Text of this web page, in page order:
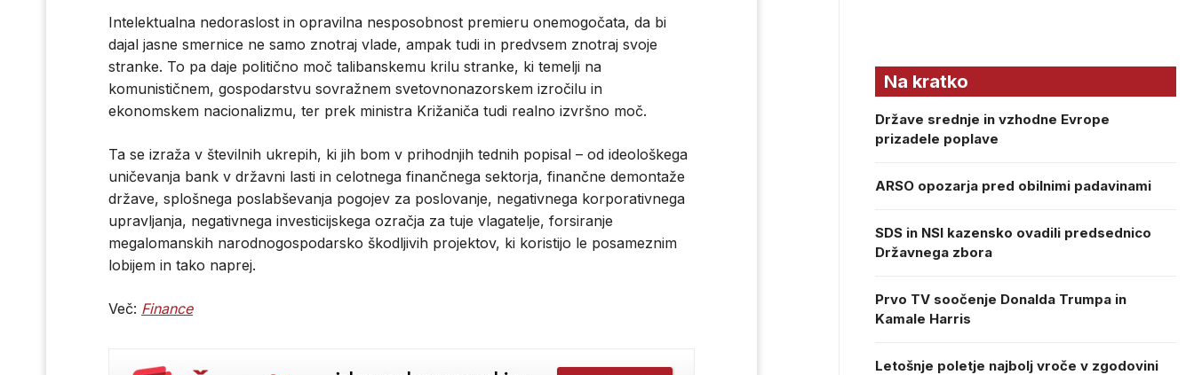
Intelektualna nedoraslost in opravilna nesposobnost premieru onemogočata, da bi
dajal jasne smernice ne samo znotraj vlade, ampak tudi in predvsem znotraj svoje
stranke. To pa daje politično moč talibanskemu krilu stranke, ki temelji na
komunističnem, gospodarstvu sovražnem svetovnonazorskem izročilu in
ekonomskem nacionalizmu, ter prek ministra Križaniča tudi realno izvršno moč.
Ta se izraža v številnih ukrepih, ki jih bom v prihodnjih tednih popisal – od ideološkega
uničevanja bank v državni lasti in celotnega finančnega sektorja, finančne demontaže
države, splošnega poslabševanja pogojev za poslovanje, negativnega korporativnega
upravljanja, negativnega investicijskega ozračja za tuje vlagatelje, forsiranje
megalomanskih narodnogospodarsko škodljivih projektov, ki koristijo le posameznim
lobijem in tako naprej.
Več: Finance
Na kratko
Države srednje in vzhodne Evrope
prizadele poplave
ARSO opozarja pred obilnimi padavinami
SDS in NSI kazensko ovadili predsednico
Državnega zbora
Prvo TV soočenje Donalda Trumpa in
Kamale Harris
Letošnje poletje najbolj vroče v zgodovini